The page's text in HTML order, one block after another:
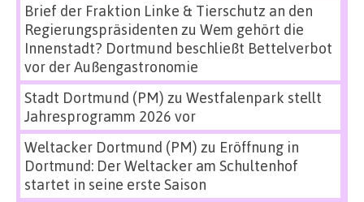
Brief der Fraktion Linke & Tierschutz an den
Regierungspräsidenten zu Wem gehört die
Innenstadt? Dortmund beschließt Bettelverbot
vor der Außengastronomie
Stadt Dortmund (PM) zu Westfalenpark stellt
Jahresprogramm 2026 vor
Weltacker Dortmund (PM) zu Eröffnung in
Dortmund: Der Weltacker am Schultenhof
startet in seine erste Saison